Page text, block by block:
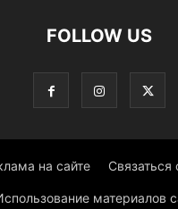
FOLLOW US
на сайте Связаться
материалов